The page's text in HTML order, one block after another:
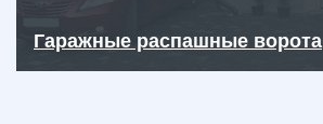
Гаражные распашные ворота